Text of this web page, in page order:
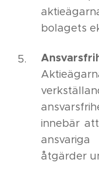
bolagets
innebär
åtgärder